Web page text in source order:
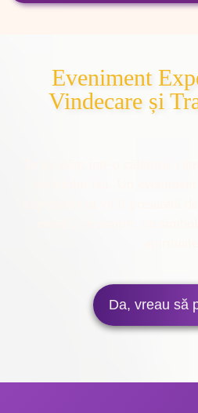
Eveniment
Vindecare și
Da, vreau să